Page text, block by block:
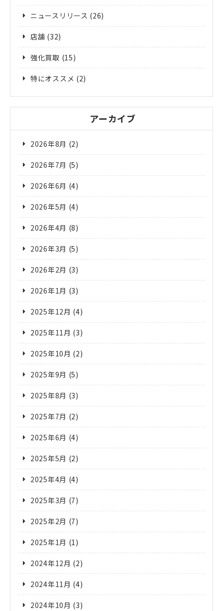
ニュースリリース (26)
店舗 (32)
強化買取 (15)
特にオススメ (2)
アーカイブ
2026年8月 (2)
2026年7月 (5)
2026年6月 (4)
2026年5月 (4)
2026年4月 (8)
2026年3月 (5)
2026年2月 (3)
2026年1月 (3)
2025年12月 (4)
2025年11月 (3)
2025年10月 (2)
2025年9月 (5)
2025年8月 (3)
2025年7月 (2)
2025年6月 (4)
2025年5月 (2)
2025年4月 (4)
2025年3月 (7)
2025年2月 (7)
2025年1月 (1)
2024年12月 (2)
2024年11月 (4)
2024年10月 (3)